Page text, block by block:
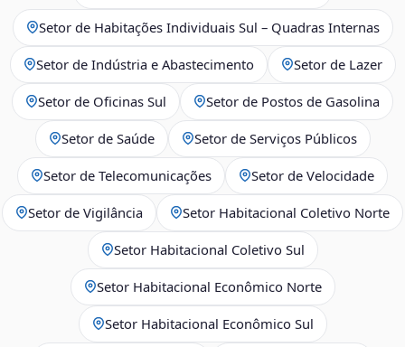
Setor de Habitações Individuais Sul – Quadras Internas
Setor de Indústria e Abastecimento Setor de Lazer
Setor de Oficinas Sul Setor de Postos de Gasolina
Setor de Saúde Setor de Serviços Públicos
Setor de Telecomunicações Setor de Velocidade
Setor de Vigilância Setor Habitacional Coletivo Norte
Setor Habitacional Coletivo Sul
Setor Habitacional Econômico Norte
Setor Habitacional Econômico Sul